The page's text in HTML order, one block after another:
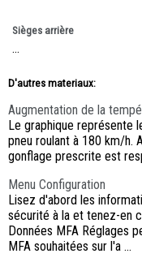
Sièges arrière
...
D'autres materiaux:
Augmentation de la
Le graphique représente
pneu roulant à 180 km/h.
gonflage prescrite est
Menu Configuration
Lisez d'abord les
sécurité à la et tenez-en
Données MFA Réglages
MFA souhaitées sur l'a ...